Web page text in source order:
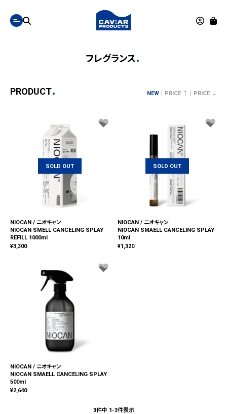
フレグランス
PRODUCT NEW PRICE ↑ PRICE ↓
SOLD OUT
NIOCAN / ニオキャン
NIOCAN SMELL CANCELING SPLAY
REFILL 1000ml
¥3,300
SOLD OUT
NIOCAN / ニオキャン
NIOCAN SMAELL CANCELING SPLAY
10ml
¥1,320
NIOCAN / ニオキャン
NIOCAN SMAELL CANCELING SPLAY
500ml
¥2,640
3件中 1-3件表示